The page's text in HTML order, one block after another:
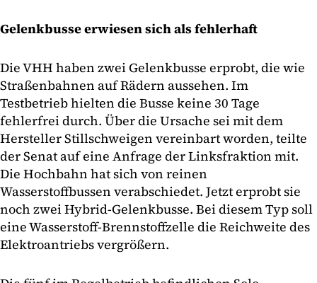
Gelenkbusse erwiesen sich als fehlerhaft
Die VHH haben zwei Gelenkbusse erprobt, die wie
Straßenbahnen auf Rädern aussehen. Im
Testbetrieb hielten die Busse keine 30 Tage
fehlerfrei durch. Über die Ursache sei mit dem
Hersteller Stillschweigen vereinbart worden, teilte
der Senat auf eine Anfrage der Linksfraktion mit.
Die Hochbahn hat sich von reinen
Wasserstoffbussen verabschiedet. Jetzt erprobt sie
noch zwei Hybrid-Gelenkbusse. Bei diesem Typ soll
eine Wasserstoff-Brennstoffzelle die Reichweite des
Elektroantriebs vergrößern.